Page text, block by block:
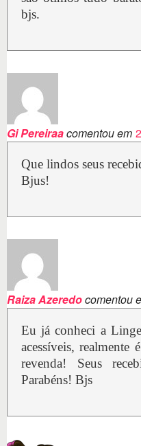
bjs.
Gi Pereiraacomentou em
Que lindos seus
Bjus!
Raiza Azeredocomentou
Eu já conheci a
acessíveis,
revenda! Seus
Parabéns! Bjs